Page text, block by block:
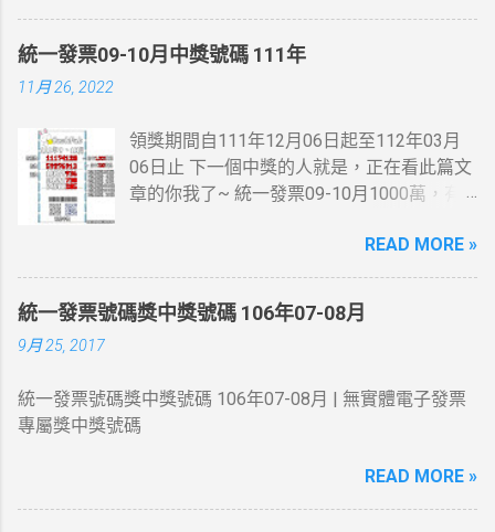
2009無綫節目巡禮劇集及2009無綫節目精選
第一季劇集之一。
統一發票09-10月中獎號碼 111年
11月 26, 2022
領獎期間自111年12月06日起至112年03月
06日止 下一個中獎的人就是，正在看此篇文
章的你我了~ 統一發票09-10月1000萬，有
運的人在7-11繳費收的手續費10元~READ MORE »
統一發票號碼獎中獎號碼 106年07-08月
9月 25, 2017
統一發票號碼獎中獎號碼 106年07-08月 | 無實體電子發票
專屬獎中獎號碼
READ MORE »